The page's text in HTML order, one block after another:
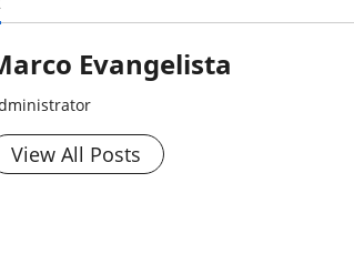
Evangelista
View All Posts